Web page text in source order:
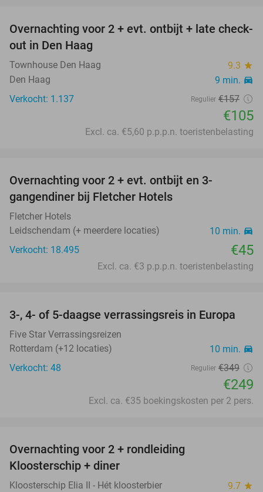
33%
Overnachting voor 2 + evt. ontbijt + late check-
out in Den Haag
Townhouse Den Haag 9.3 star
Den Haag 9 min. directions_car
Verkocht: 1.137 Regulier €157
€105
Excl. ca. €5,60 p.p.p.n. toeristenbelasting
Overnachting voor 2 + evt. ontbijt en 3-
gangendiner bij Fletcher Hotels
Fletcher Hotels
Leidschendam (+ meerdere locaties)
10 min. directions_car
Verkocht: 18.495 €45
Excl. ca. €3 p.p.p.n. toeristenbelasting
29%
3-, 4- of 5-daagse verrassingsreis in Europa
Five Star Verrassingsreizen
Rotterdam (+12 locaties)
10 min. directions_car
Verkocht: 48 Regulier €349
€249
Excl. ca. €35 boekingskosten per 2 pers.
Overnachting voor 2 + rondleiding
Kloosterschip + diner
Kloosterschip Elia II - Hét kloosterbier 9.7 star